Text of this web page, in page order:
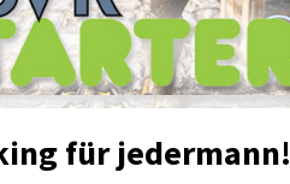
für jedermann!